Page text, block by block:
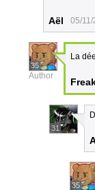
Aël 05/
35
Author
La
31
35